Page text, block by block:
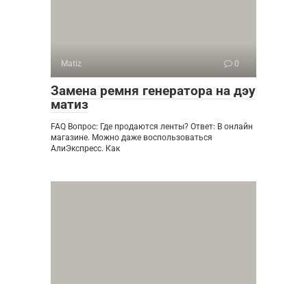
Matiz 0
Замена ремня генератора на дэу
матиз
FAQ Вопрос: Где продаются ленты? Ответ: В онлайн
магазине. Можно даже воспользоваться
АлиЭкспресс. Как